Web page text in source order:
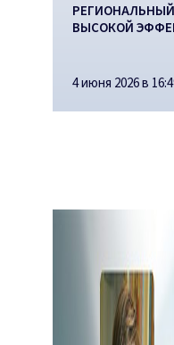
ВЫСОКОЙ
4 июня 2026 в